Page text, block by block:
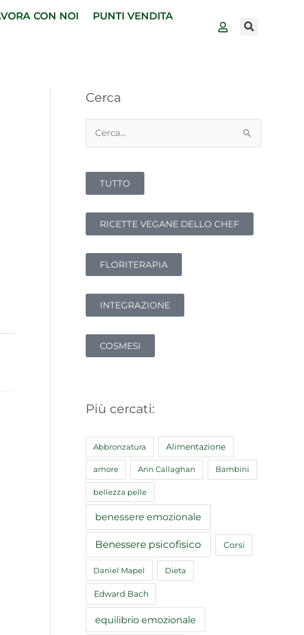
CON NOI
PUNTI VENDITA
Cerca
r
TUTTO
RICETTE VEGANE DELLO CHEF
FLORITERAPIA
INTEGRAZIONE
COSMESI
Più cercati:
Abbronzatura Alimentazione
amore Ann Callaghan Bambini
bellezza pelle
benessere emozionale
Benessere psicofisico Corsi
Daniel Mapel Dieta
Edward Bach
equilibrio emozionale